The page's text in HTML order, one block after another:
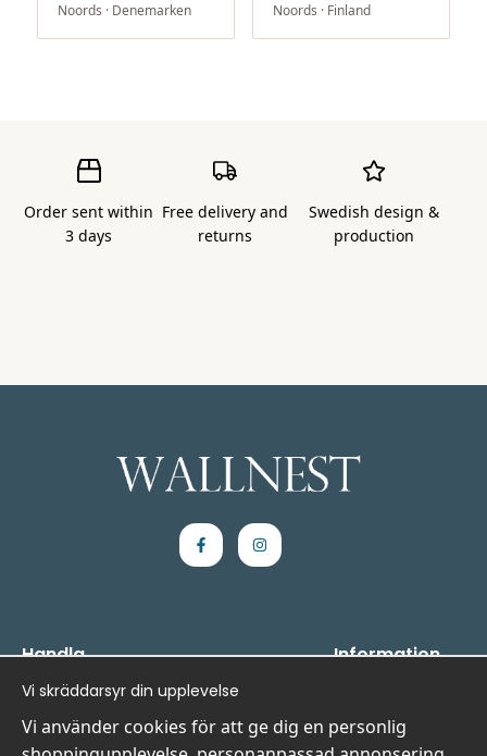
Noords · Denemarken Noords · Finland
Order sent within
3 days
Free delivery and
returns
Swedish design &
production
Handla
Kontakta oss
Villkor
- Returer och återbetalningar
Information
FAQ
Vi skräddarsyr din upplevelse
Vi använder cookies för att ge dig en personlig